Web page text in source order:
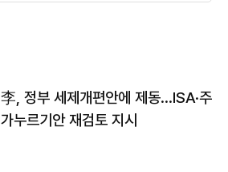
李, 정부 세제개편안에 제동…ISA·주
가누르기안 재검토 지시